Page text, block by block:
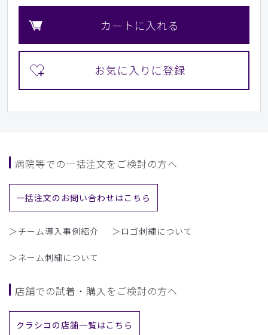
カートに入れる
病院等での一括注文をご検討の方へ
一括注文のお問い合わせはこちら
＞チーム導入事例紹介 ＞ロゴ刺繍について
＞ネーム刺繍について
店舗での試着・購入をご検討の方へ
クラシコの店舗一覧はこちら